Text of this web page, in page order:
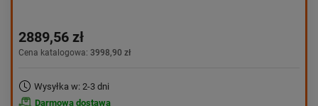
2889,56 zł
Cena katalogowa: 3998,90 zł
Wysyłka w: 2-3 dni
Darmowa dostawa